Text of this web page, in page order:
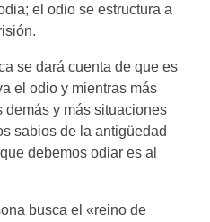
el odio se estructura a
se dará cuenta de que es
el odio y mientras más
demás y más situaciones
sabios de la antigüedad
debemos odiar es al
busca el «reino de